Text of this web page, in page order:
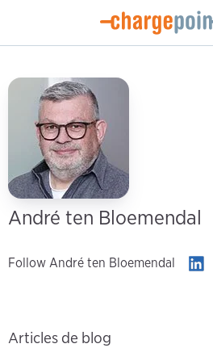
André ten Bloemendal
Follow André ten Bloemendal
Articles de blog